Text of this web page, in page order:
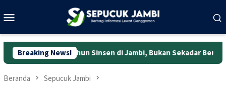
ke
Mobile
Breaking News!
Tahun Sinsen di Jambi, Bukan Sekadar Bertumbuh tapi
Beranda Sepucuk Jambi